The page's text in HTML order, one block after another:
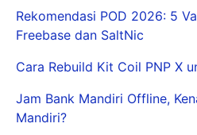
Rekomendasi POD 2026: 5
Freebase dan SaltNic
Cara Rebuild Kit Coil PNP X
Jam Bank Mandiri Offline,
Mandiri?